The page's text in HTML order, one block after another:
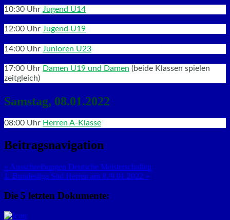
10:30 Uhr Jugend U14
12:00 Uhr Jugend U19
14:00 Uhr Junioren U23
17:00 Uhr Damen U19 und Damen (beide Klassen spielen
zeitgleich)
Samstag, 08.01.2022
08:00 Uhr Herren A-Klasse
Beitragsnavigation
« Ausschreibungen Deutsche Meisterschaften
1. Bundesliga Süd Herren am 8./9.01.2022 »
Die 5 letzten Dokumente: